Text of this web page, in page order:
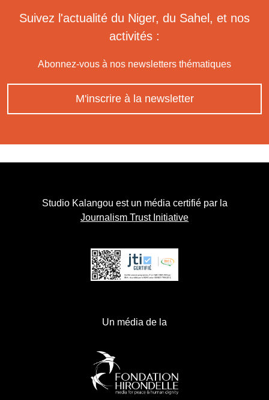
Suivez l'actualité du Niger, du Sahel, et nos
activités :
Abonnez-vous à nos newsletters thématiques
M'inscrire à la newsletter
Studio Kalangou est un média certifié par la
Journalism Trust Initiative
Un média de la